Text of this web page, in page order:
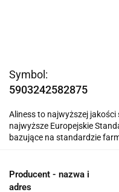
Symbol:
5903242582875
Aliness to najwyższej jakości
najwyższe Europejskie
bazujące na standardzie
Producent - nazwa i
adres